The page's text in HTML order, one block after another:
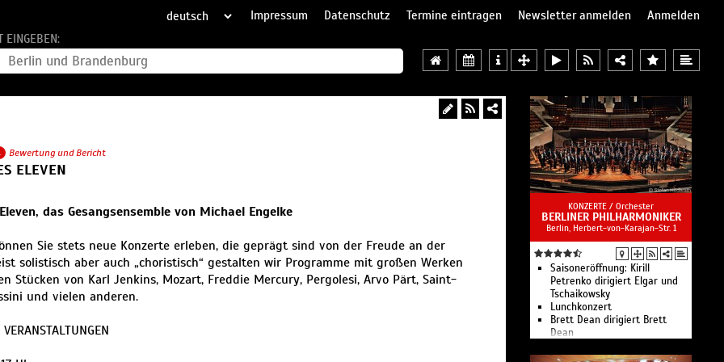
Impressum Datenschutz Termine eintragen Newsletter anmelden
Anmelden
EINGEBEN:
Bewertung und Bericht
ELEVEN
das Gesangsensemble von Michael Engelke
Sie stets neue Konzerte erleben, die geprägt sind von der Freude an der
solistisch aber auch „choristisch“ gestalten wir Programme mit großen Werken
Stücken von Karl Jenkins, Mozart, Freddie Mercury, Pergolesi, Arvo Pärt, Saint-
und vielen anderen.
KONZERTE / Orchester
BERLINER PHILHARMONIKER
Berlin, Herbert-von-Karajan-Str. 1
Saisoneröffnung: Kirill
Petrenko dirigiert Elgar und
Tschaikowsky
Lunchkonzert
Brett Dean dirigiert Brett
Dean
Falla, Janáček und eine